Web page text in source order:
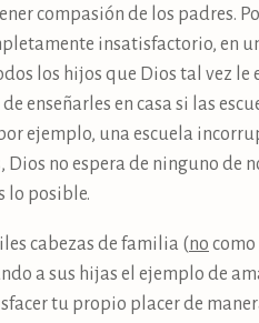
compasión de los padres.
insatisfactorio, en
los hijos que Dios tal vez le
enseñarles en casa si las
ejemplo, una escuela
Dios no espera de ninguno de
lo posible.
cabezas de familia (no como
a sus hijas el ejemplo de
tu propio placer de